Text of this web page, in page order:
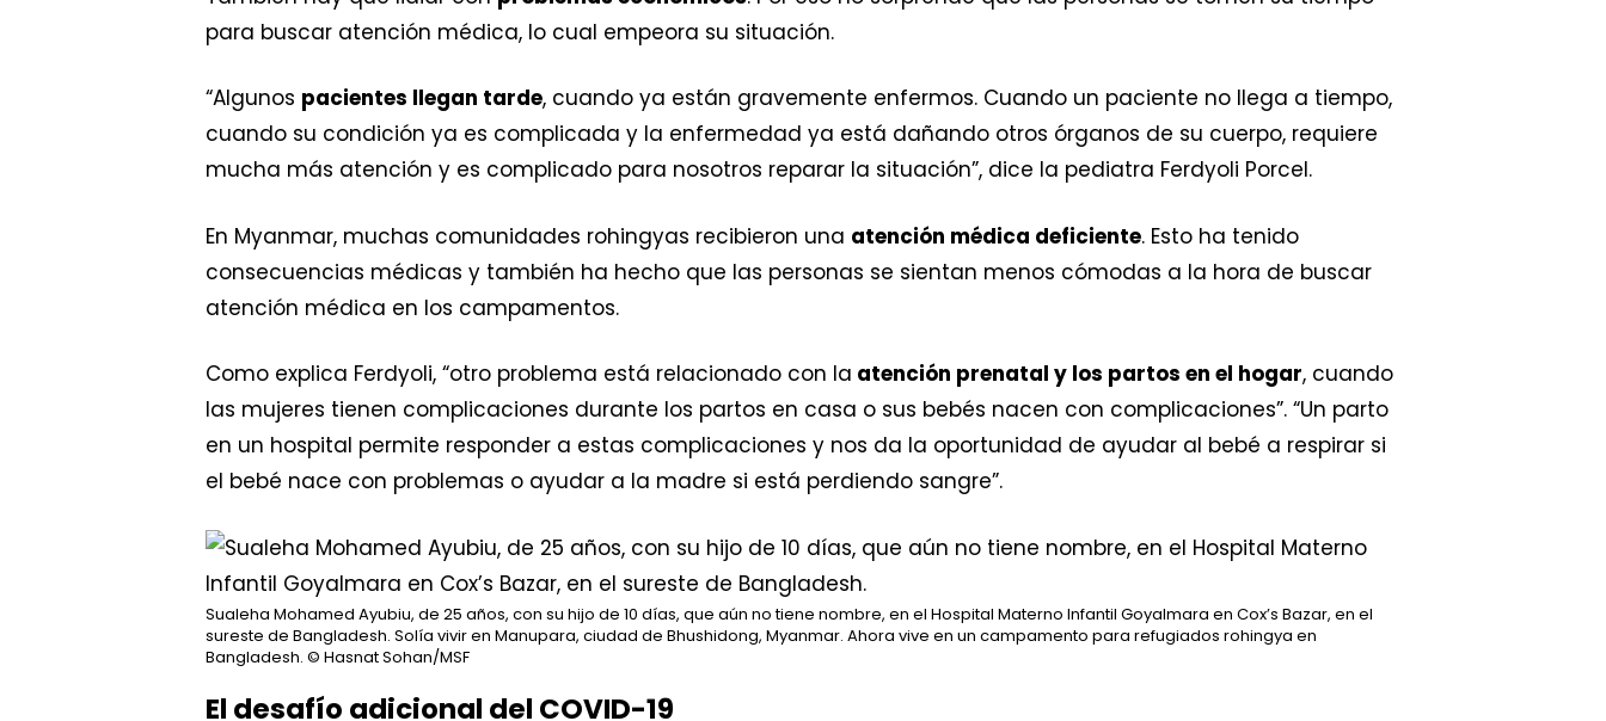
para buscar atención médica, lo cual empeora su situación.
“Algunos pacientes llegan tarde, cuando ya están gravemente enfermos. Cuando un paciente no llega a tiempo,
cuando su condición ya es complicada y la enfermedad ya está dañando otros órganos de su cuerpo, requiere
mucha más atención y es complicado para nosotros reparar la situación”, dice la pediatra Ferdyoli Porcel.
En Myanmar, muchas comunidades rohingyas recibieron una atención médica deficiente. Esto ha tenido
consecuencias médicas y también ha hecho que las personas se sientan menos cómodas a la hora de buscar
atención médica en los campamentos.
Como explica Ferdyoli, “otro problema está relacionado con la atención prenatal y los partos en el hogar, cuando
las mujeres tienen complicaciones durante los partos en casa o sus bebés nacen con complicaciones”. “Un parto
en un hospital permite responder a estas complicaciones y nos da la oportunidad de ayudar al bebé a respirar si
el bebé nace con problemas o ayudar a la madre si está perdiendo sangre”.
Sualeha Mohamed Ayubiu, de 25 años, con su hijo de 10 días, que aún no tiene nombre, en el Hospital Materno Infantil Goyalmara en Cox’s Bazar, en el
sureste de Bangladesh. Solía ​​vivir en Manupara, ciudad de Bhushidong, Myanmar. Ahora vive en un campamento para refugiados rohingya en
Bangladesh. © Hasnat Sohan/MSF
El desafío adicional del COVID-19